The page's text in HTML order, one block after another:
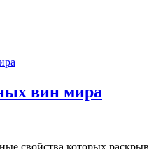
вин мира
свойства которых